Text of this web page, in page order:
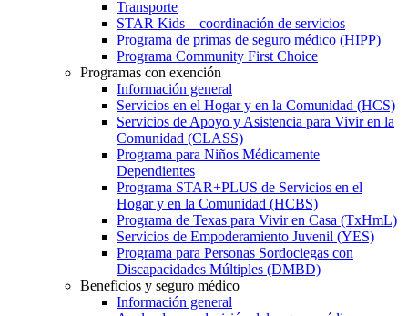
Transporte
STAR Kids – coordinación de servicios
Programa de primas de seguro médico (HIPP)
Programa Community First Choice
Programas con exención
Información general
Servicios en el Hogar y en la Comunidad (HCS)
Servicios de Apoyo y Asistencia para Vivir en la
Comunidad (CLASS)
Programa para Niños Médicamente
Dependientes
Programa STAR+PLUS de Servicios en el
Hogar y en la Comunidad (HCBS)
Programa de Texas para Vivir en Casa (TxHmL)
Servicios de Empoderamiento Juvenil (YES)
Programa para Personas Sordociegas con
Discapacidades Múltiples (DMBD)
Beneficios y seguro médico
Información general